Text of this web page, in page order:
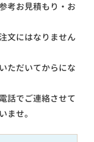
考お見積もり・お
文にはなりません
ただいてからにな
話でご連絡させて
ませ。